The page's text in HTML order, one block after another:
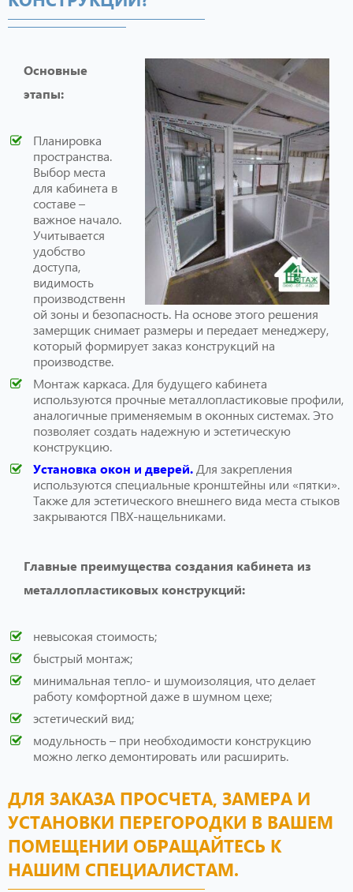
Основные
этапы:
Планировка
пространства.
Выбор места
для кабинета в
составе –
важное начало.
Учитывается
удобство
доступа,
видимость
производственн
ой зоны и безопасность. На основе этого решения
замерщик снимает размеры и передает менеджеру,
который формирует заказ конструкций на
производстве.
Монтаж каркаса. Для будущего кабинета
используются прочные металлопластиковые профили,
аналогичные применяемым в оконных системах. Это
позволяет создать надежную и эстетическую
конструкцию.
Установка окон и дверей. Для закрепления
используются специальные кронштейны или «пятки».
Также для эстетического внешнего вида места стыков
закрываются ПВХ-нащельниками.
Главные преимущества создания кабинета из
металлопластиковых конструкций:
невысокая стоимость;
быстрый монтаж;
минимальная тепло- и шумоизоляция, что делает
работу комфортной даже в шумном цехе;
эстетический вид;
модульность – при необходимости конструкцию
можно легко демонтировать или расширить.
ДЛЯ ЗАКАЗА ПРОСЧЕТА, ЗАМЕРА И
УСТАНОВКИ ПЕРЕГОРОДКИ В ВАШЕМ
ПОМЕЩЕНИИ ОБРАЩАЙТЕСЬ К
НАШИМ СПЕЦИАЛИСТАМ.